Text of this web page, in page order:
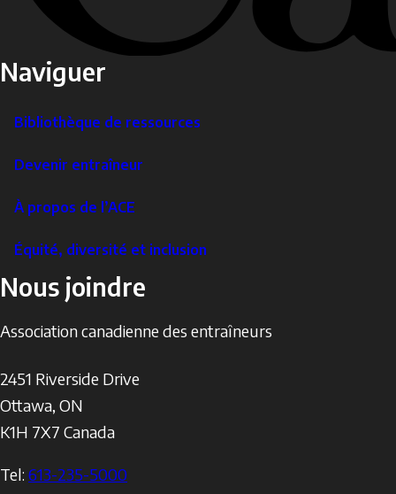
Naviguer
Bibliothèque de ressources
Devenir entraîneur
À propos de l’ACE
Équité, diversité et inclusion
Nous joindre
Association canadienne des entraîneurs
2451 Riverside Drive
Ottawa, ON
K1H 7X7 Canada
Tel: 613-235-5000